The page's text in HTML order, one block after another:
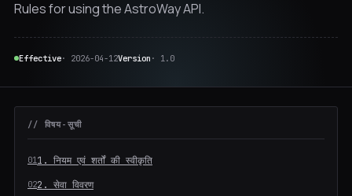
Rules for using the AstroWay API.
Effective· 2026-04-12Version · 1.0
// विषय-सूची
1. नियम एवं शर्तों की स्वीकृति
2. सेवा विवरण